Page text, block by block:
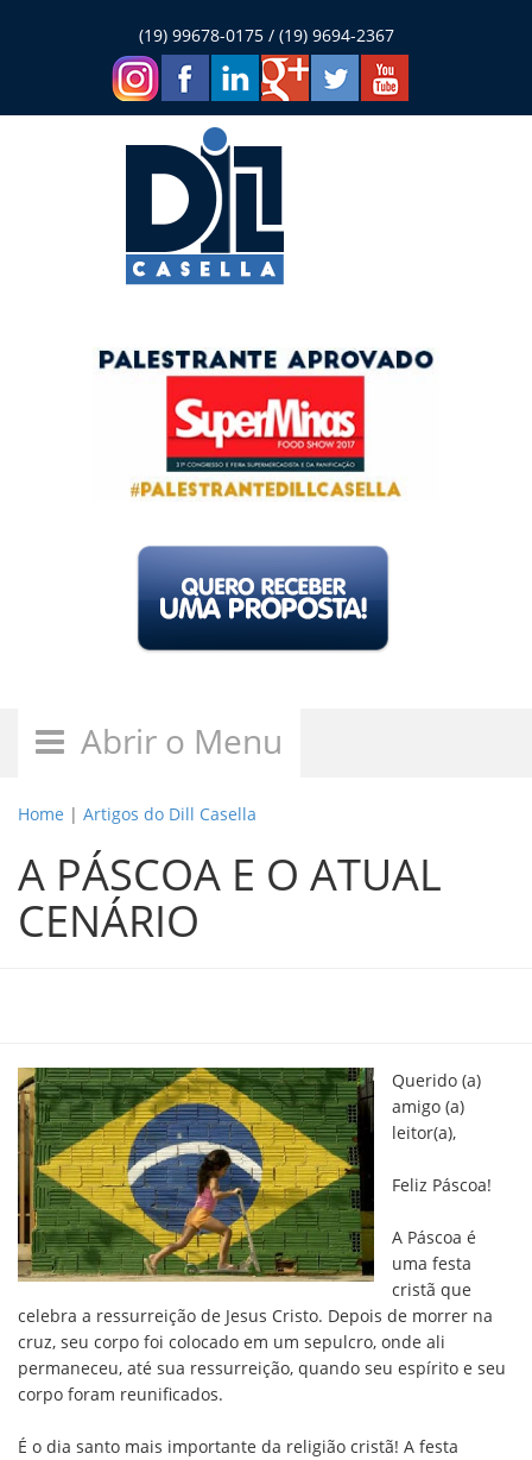
(19) 99678-0175 / (19) 9694-2367
Abrir o Menu
Home | Artigos do Dill Casella
A PÁSCOA E O ATUAL
CENÁRIO
Querido (a)
amigo (a)
leitor(a),
Feliz Páscoa!
A Páscoa é
uma festa
cristã que
celebra a ressurreição de Jesus Cristo. Depois de morrer na
cruz, seu corpo foi colocado em um sepulcro, onde ali
permaneceu, até sua ressurreição, quando seu espírito e seu
corpo foram reunificados.
É o dia santo mais importante da religião cristã! A festa